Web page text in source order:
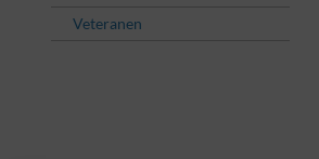
Veteranen